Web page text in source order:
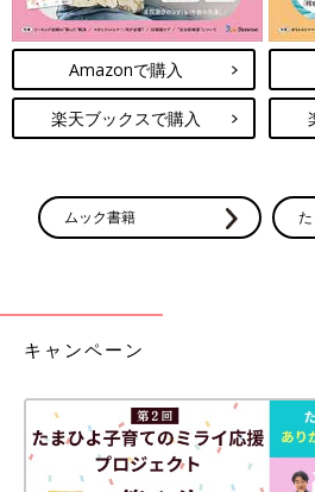
Amazonで購入
楽天ブックスで購入
ムック書籍
キャンペーン